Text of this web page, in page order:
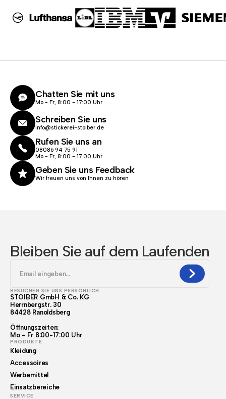
Chatten Sie mit uns
Mo - Fr, 8:00 - 17:00 Uhr
Schreiben Sie uns
info@stickerei-stoiber.de
Rufen Sie uns an
08086 94 75 91
Mo - Fr, 8:00 - 17.00 Uhr
Geben Sie uns Feedback
Wir freuen uns von Ihnen zu hören
Bleiben Sie auf dem Laufenden
BESUCHEN SIE UNS PERSÖNLICH
STOIBER GmbH & Co. KG
Herrnbergstr. 30
84428 Ranoldsberg
Öffnungszeiten:
Mo - Fr 8:00-17:00 Uhr
PRODUKTE
Kleidung
Accessoires
Werbemittel
Einsatzbereiche
SERVICE